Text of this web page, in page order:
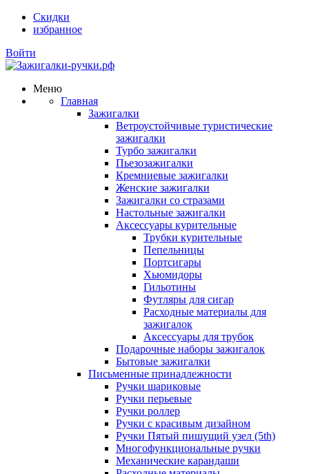
Скидки
избранное
Войти
Меню
Главная
Зажигалки
Ветроустойчивые туристические
зажигалки
Турбо зажигалки
Пьезозажигалки
Кремниевые зажигалки
Женские зажигалки
Зажигалки со стразами
Настольные зажигалки
Аксессуары курительные
Трубки курительные
Пепельницы
Портсигары
Хьюмидоры
Гильотины
Футляры для сигар
Расходные материалы для
зажигалок
Аксессуары для трубок
Подарочные наборы зажигалок
Бытовые зажигалки
Письменные принадлежности
Ручки шариковые
Ручки перьевые
Ручки роллер
Ручки с красивым дизайном
Ручки Пятый пишущий узел (5th)
Многофункциональные ручки
Механические карандаши